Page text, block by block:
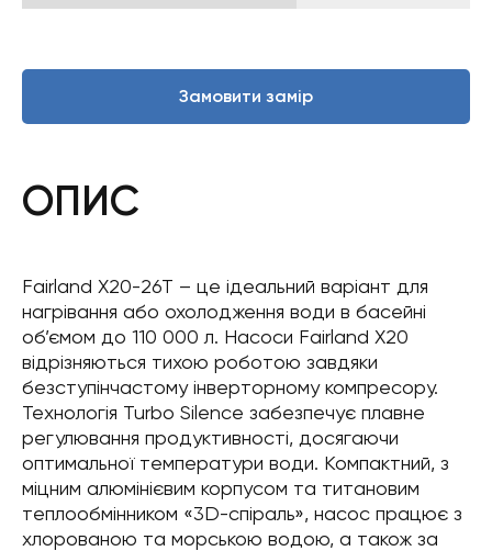
Замовити замір
ОПИС
Fairland X20-26T – це ідеальний варіант для
нагрівання або охолодження води в басейні
об’ємом до 110 000 л. Насоси Fairland X20
відрізняються тихою роботою завдяки
безступінчастому інверторному компресору.
Технологія Turbo Silence забезпечує плавне
регулювання продуктивності, досягаючи
оптимальної температури води. Компактний, з
міцним алюмінієвим корпусом та титановим
теплообмінником «3D-cпіраль», насос працює з
хлорованою та морською водою, а також за